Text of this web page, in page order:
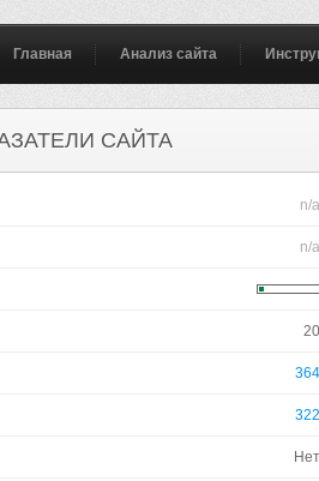
Главная Анализ сайта
САЙТА
n/a
n/a
20
364
322
Нет